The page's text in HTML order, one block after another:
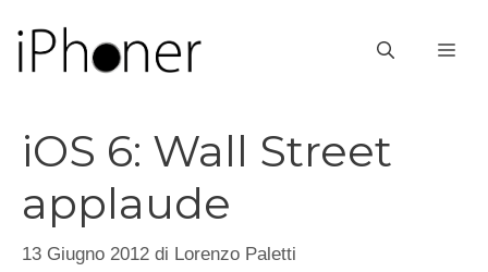
contenuto
iOS 6: Wall Street
applaude
13 Giugno 2012 di Lorenzo Paletti